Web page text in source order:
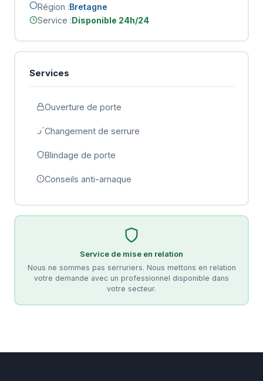
Région :Bretagne
Service :Disponible 24h/24
Services
Ouverture de porte
Changement de serrure
Blindage de porte
Conseils anti-arnaque
Service de mise en relation
Nous ne sommes pas serruriers. Nous mettons en relation
votre demande avec un professionnel disponible dans
votre secteur.